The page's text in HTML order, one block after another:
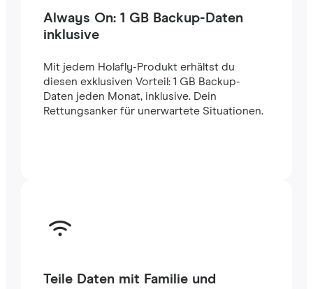
Always On: 1 GB Backup-Daten
inklusive
Mit jedem Holafly-Produkt erhältst du
diesen exklusiven Vorteil: 1 GB Backup-
Daten jeden Monat, inklusive. Dein
Rettungsanker für unerwartete Situationen.
Teile Daten mit Familie und